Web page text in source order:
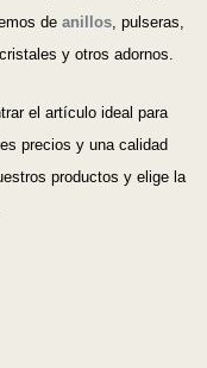
de anillos , pulseras,
y otros adornos.
el artículo ideal para
precios y una calidad
productos y elige la